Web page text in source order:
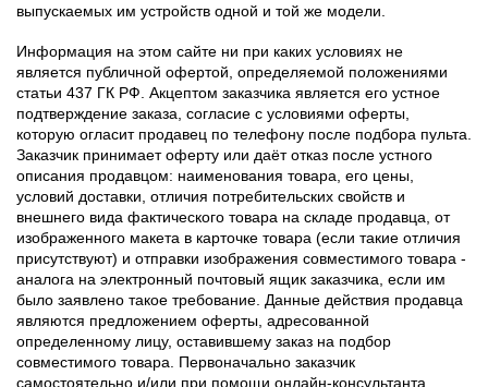
выпускаемых им устройств одной и той же модели.
Информация на этом сайте ни при каких условиях не
является публичной офертой, определяемой положениями
статьи 437 ГК РФ. Акцептом заказчика является его устное
подтверждение заказа, согласие с условиями оферты,
которую огласит продавец по телефону после подбора пульта.
Заказчик принимает оферту или даёт отказ после устного
описания продавцом: наименования товара, его цены,
условий доставки, отличия потребительских свойств и
внешнего вида фактического товара на складе продавца, от
изображенного макета в карточке товара (если такие отличия
присутствуют) и отправки изображения совместимого товара -
аналога на электронный почтовый ящик заказчика, если им
было заявлено такое требование. Данные действия продавца
являются предложением оферты, адресованной
определенному лицу, оставившему заказ на подбор
совместимого товара. Первоначально заказчик
самостоятельно и/или при помощи онлайн-консультанта